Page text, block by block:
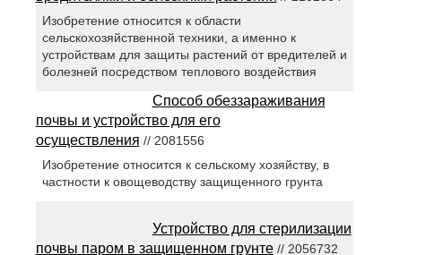
Изобретение относится к области
сельскохозяйственной техники, а именно к
устройствам для защиты растений от вредителей и
болезней посредством теплового воздействия
Способ обеззараживания
почвы и устройство для его
осуществления // 2081556
Изобретение относится к сельскому хозяйству, в
частности к овощеводству защищенного грунта
Устройство для стерилизации
почвы паром в защищенном грунте// 2056732